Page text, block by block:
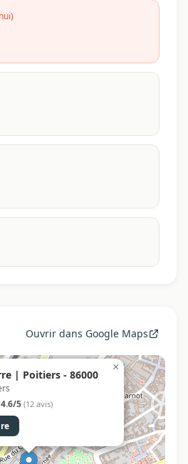
Ouvrir dans Google Maps
| Poitiers - 86000
4.6/5 (12 avis)
×